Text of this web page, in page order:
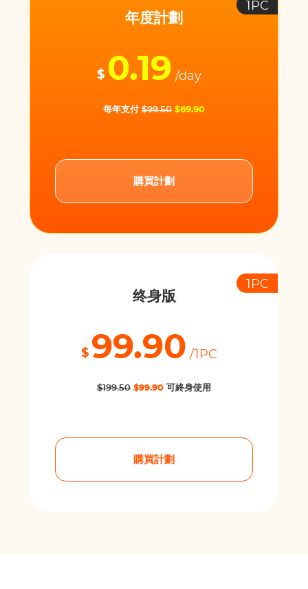
年度計劃
1PC
$ 0.19 /day
每年支付 $99.50 $69.90
購買計劃
终身版
1PC
$ 99.90 /1PC
$199.50 $99.90 可終身使用
購買計劃